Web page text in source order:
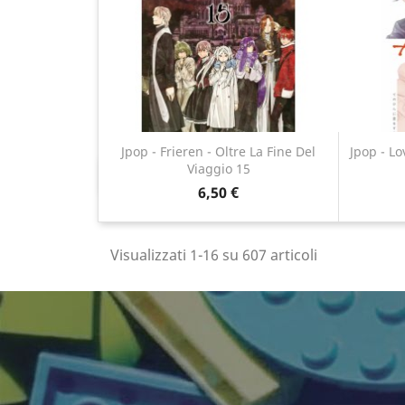
Jpop - Frieren - Oltre La Fine Del
Viaggio 15
6,50 €
Anteprima
Jpop -
Visualizzati 1-16 su 607 articoli